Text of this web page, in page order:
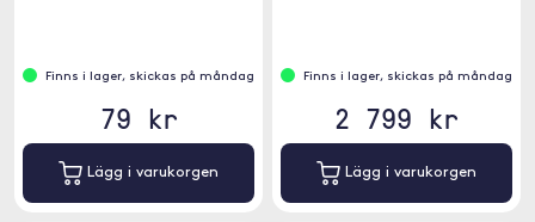
Finns i lager, skickas på måndag
79 kr
Lägg i varukorgen
Finns i lager, skickas på måndag
2 799 kr
Lägg i varukorgen